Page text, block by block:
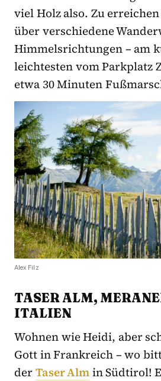
viel Holz also. Zu
über verschiedene
Himmelsrichtungen – am
leichtesten vom Parkplatz
etwa 30 Minuten
Alex Filz
TASER ALM,
ITALIEN
Wohnen wie Heidi, aber
Gott in Frankreich – wo
derTaser Almin Südtirol!